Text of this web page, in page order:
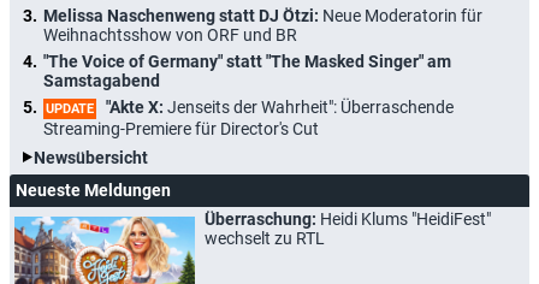
Melissa Naschenweng statt DJ Ötzi: Neue Moderatorin für
Weihnachtsshow von ORF und BR
"The Voice of Germany" statt "The Masked Singer" am
Samstagabend
UPDATE "Akte X: Jenseits der Wahrheit": Überraschende
Streaming-Premiere für Director's Cut
Newsübersicht
Neueste Meldungen
Überraschung: Heidi Klums "HeidiFest"
wechselt zu RTL